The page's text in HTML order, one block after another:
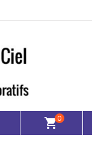
shopping_cart0